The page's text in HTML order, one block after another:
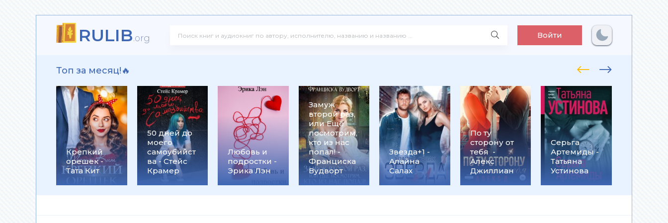
RULIB.org Войти
Топ за месяц!🔥
Крепкий
орешек -
Тата Кит
50 дней до
моего
самоубийст
ва - Стейс
Крамер
Любовь и
подростки -
Эрика Лэн
Замуж
второй раз,
или Ещё
посмотрим,
кто из нас
попал! -
Франциска
Вудворт
Звезда+1 -
Алайна
Салах
По ту
сторону от
тебя -
Алекс
Джиллиан
Серьга
Артемиды -
Татьяна
Устинова
на
- Ольга
Громыко
Тень
божественных замыслов
бушлаты. Диверсант из будущего